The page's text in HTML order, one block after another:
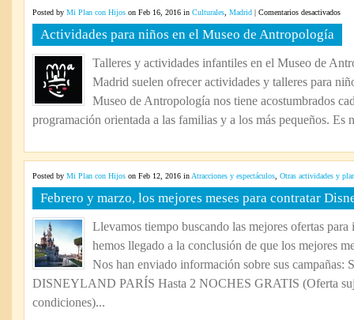
Posted by Mi Plan con Hijos on Feb 16, 2016 in Culturales Madrid | Comentarios desactivadosen
en
el
Actividades para niños en el Museo de Antropología
Talleres y actividades infantiles en el Museo de
Madrid suelen ofrecer actividades y talleres para
Museo de Antropología nos tiene acostumbrados
programación orientada a las familias y a los más pequeños. Es
Posted by Mi Plan con Hijos on Feb 12, 2016 in Atracciones y espectáculos Otras actividades y
Febrero y marzo, los mejores meses para contratar
Llevamos tiempo buscando las mejores ofertas
hemos llegado a la conclusión de que los mejores
Nos han enviado información sobre sus
DISNEYLAND PARÍS Hasta 2 NOCHES GRATIS (Oferta
condiciones)...